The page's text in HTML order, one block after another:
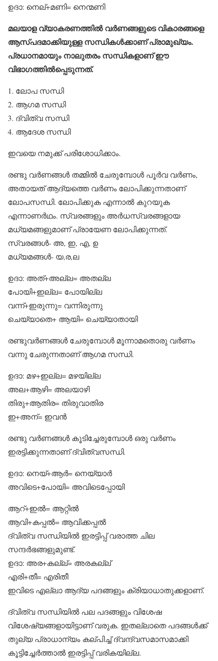
ഉദാ: നെല്+മണി= നെന്മണി
മലയാള വ്യാകരണത്തില്‍ വര്‍ണങ്ങളുടെ വികാരങ്ങളെ
ആസ്പദമാക്കിയുള്ള സന്ധികള്‍ക്കാണ് പ്രാമുഖ്യം.
പ്രധാനമായും നാലുതരം സന്ധികളാണ് ഈ
വിഭാഗത്തില്‍പ്പെടുന്നത്.
1. ലോപ സന്ധി
2. ആഗമ സന്ധി
3. ദ്വിത്വ സന്ധി
4. ആദേശ സന്ധി
ഇവയെ നമുക്ക് പരിശോധിക്കാം.
രണ്ടു വര്‍ണങ്ങള്‍ തമ്മില്‍ ചേരുമ്പോള്‍ പൂര്‍വ വര്‍ണം,
അതായത് ആദ്യത്തെ വര്‍ണം ലോപിക്കുന്നതാണ്
ലോപസന്ധി. ലോപിക്കുക എന്നാല്‍ കുറയുക
എന്നാണര്‍ഥം. സ്വരങ്ങളും അര്‍ധസ്വരങ്ങളായ
മധ്യമങ്ങളുമാണ് പ്രായേണ ലോപിക്കുന്നത്.
സ്വരങ്ങള്‍- അ, ഇ, എ, ഉ
മധ്യമങ്ങള്‍- യ,ര,ല
ഉദാ: അത്+അല്ല= അതല്ല
പോയി+ഇല്ല= പോയില്ല
വന്ന്+ഇരുന്നു= വന്നിരുന്നു
ചെയ്യാതെ+ ആയി= ചെയ്യാതായി
രണ്ടുവര്‍ണങ്ങള്‍ ചേരുമ്പോള്‍ മൂന്നാമതൊരു വര്‍ണം
വന്നു ചേരുന്നതാണ് ആഗമ സന്ധി.
ഉദാ: മഴ+ഇല്ല= മഴയില്ല
അല+ആഴി= അലയാഴി
തിരു+ആതിര= തിരുവാതിര
ഇ+അന്‍= ഇവന്‍
രണ്ടു വര്‍ണങ്ങള്‍ കൂടിച്ചേരുമ്പോള്‍ ഒരു വര്‍ണം
ഇരട്ടിക്കുന്നതാണ് ദ്വിത്വസന്ധി.
ഉദാ: നെയ്+ആര്‍= നെയ്യാര്‍
അവിടെ+പോയി= അവിടെപ്പോയി
ആറ്+ഇല്‍= ആറ്റില്‍
ആവി+കപ്പല്‍= ആവിക്കപ്പല്‍
ദ്വിത്വ സന്ധിയില്‍ ഇരട്ടിപ്പ് വരാത്ത ചില
സന്ദര്‍ഭങ്ങളുമുണ്ട്.
ഉദാ: അര+കല്ല്= അരകല്ല്
എരി+തീ= എരിതീ
ഇവിടെ എല്ലാ ആദ്യ പദങ്ങളും ക്രിയാധാതുക്കളാണ്.
ദ്വിത്വ സന്ധിയില്‍ പല പദങ്ങളും വിശേഷ
വിശേഷ്യങ്ങളായിട്ടാണ് വരുക. ഇതല്ലാതെ പദങ്ങള്‍ക്ക്
തുല്യ പ്രാധാന്യം കല്പിച്ച് ദ്വന്ദ്വസമാസമാക്കി
കൂട്ടിച്ചേര്‍ത്താല്‍ ഇരട്ടിപ്പ് വരികയില്ല.